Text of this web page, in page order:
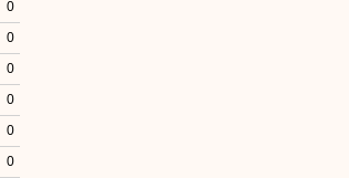
0
0
0
0
0
0